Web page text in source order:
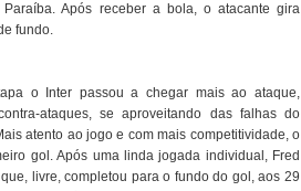
Após receber a bola, o atacante gira
fundo.
o Inter passou a chegar mais ao ataque,
ataques, se aproveitando das falhas do
atento ao jogo e com mais competitividade, o
gol. Após uma linda jogada individual, Fred
livre, completou para o fundo do gol, aos 29